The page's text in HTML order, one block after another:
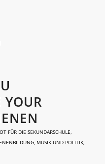
YOUR
FÜR DIE SEKUNDARSCHULE
, MUSIK UND POLITIK,